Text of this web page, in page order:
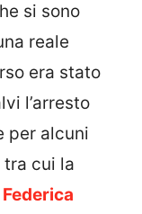
si sono
reale
era stato
l’arresto
per alcuni
cui la
Federica